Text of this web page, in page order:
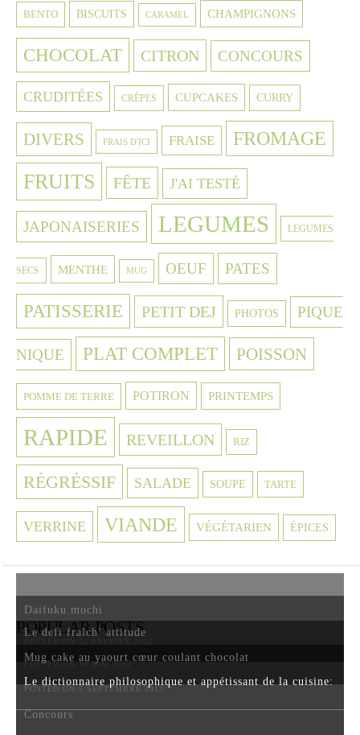
BENTO BISCUITS CARAMEL CHAMPIGNONS
CHOCOLAT CITRON CONCOURS
CRUDITÉES CRÈPES CUPCAKES CURRY
DIVERS FRAIS D'ICI FRAISE FROMAGE
FRUITS FÊTE J'AI TESTÉ
JAPONAISERIES LEGUMES LEGUMES
SECS MENTHE MUG OEUF PATES
PATISSERIE PETIT DEJ PHOTOS PIQUE
NIQUE PLAT COMPLET POISSON
POMME DE TERRE POTIRON PRINTEMPS
RAPIDE REVEILLON RIZ
RÉGRÉSSIF SALADE SOUPE TARTE
VERRINE VIANDE VÉGÉTARIEN ÉPICES
POPULAR POSTS
Daifuku mochi
Le defi fraîch’ attitude
POSTED ON 18 MAI 2012
Mug cake au yaourt cœur coulant chocolat
POSTED ON 5 SEPTEMBRE 2013
Le dictionnaire philosophique et appétissant de la cuisine:
Concours